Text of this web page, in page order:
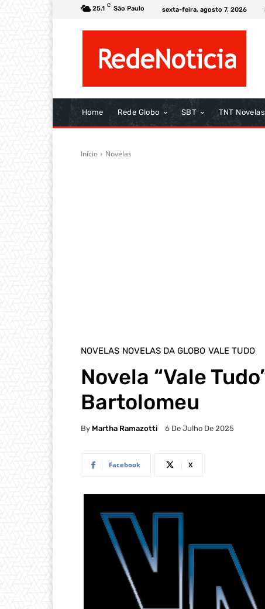
25.1 C São Paulo sexta-feira, agosto 7, 2026
Home Rede Globo SBT TNT Novelas
Início Novelas
NOVELAS NOVELAS DA GLOBO VALE TUDO
Novela “Vale
Bartolomeu
By Martha Ramazotti 6 De Julho De 2025
Facebook X